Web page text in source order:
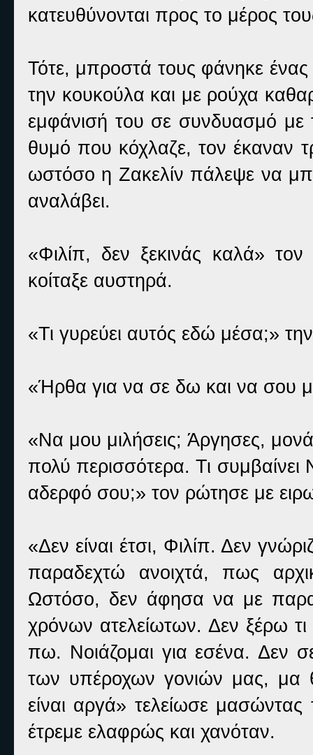
κατευθύνονται προς το μέρος
Τότε, μπροστά τους φάνηκε
την κουκούλα και με ρούχα
εμφάνισή του σε συνδυασμό με
θυμό που κόχλαζε, τον έκαναν
ωστόσο η Ζακελίν πάλεψε να
αναλάβει.
«Φιλίπ, δεν ξεκινάς καλά»
κοίταξε αυστηρά.
«Τι γυρεύει αυτός εδώ μέσα;»
«Ήρθα για να σε δω και να σου
«Να μου μιλήσεις; Άργησες,
πολύ περισσότερα. Τι
αδερφό σου;» τον ρώτησε με
«Δεν είναι έτσι, Φιλίπ. Δεν
παραδεχτώ ανοιχτά, πως
Ωστόσο, δεν άφησα να με
χρόνων ατελείωτων. Δεν ξέρω
πω. Νοιάζομαι για εσένα. Δεν
των υπέροχων γονιών μας,
είναι αργά» τελείωσε
έτρεμε ελαφρώς και χανόταν.